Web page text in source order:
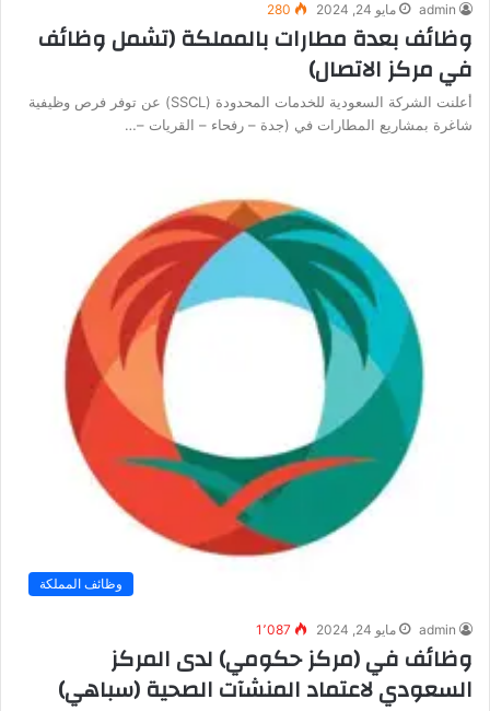
admin مايو 24, 2024 280
وظائف بعدة مطارات بالمملكة (تشمل وظائف
في مركز الاتصال)
أعلنت الشركة السعودية للخدمات المحدودة (SSCL) عن توفر فرص وظيفية
شاغرة بمشاريع المطارات في (جدة – رفحاء – القريات –…
وظائف المملكة
admin مايو 24, 2024 1٬087
وظائف في (مركز حكومي) لدى المركز
السعودي لاعتماد المنشآت الصحية (سباهي)